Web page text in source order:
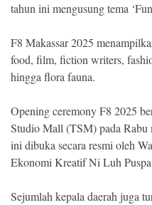
tahun ini mengusung tema
F8 Makassar 2025
food, film, fiction writers,
hingga flora fauna.
Opening ceremony F8 2025
Studio Mall (TSM) pada Rabu
ini dibuka secara resmi oleh
Ekonomi Kreatif Ni Luh
Sejumlah kepala daerah juga